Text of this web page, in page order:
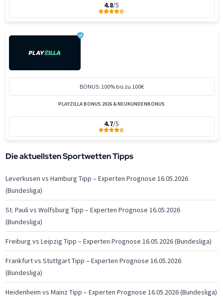
4.8/5
BONUS: 100% bis zu 100€
PLAYZILLA BONUS 2026 & NEUKUNDENBONUS
4.7/5
Die aktuellsten Sportwetten Tipps
Leverkusen vs Hamburg Tipp – Experten Prognose 16.05.2026
(Bundesliga)
St. Pauli vs Wolfsburg Tipp – Experten Prognose 16.05.2026
(Bundesliga)
Freiburg vs Leipzig Tipp – Experten Prognose 16.05.2026 (Bundesliga)
Frankfurt vs Stuttgart Tipp – Experten Prognose 16.05.2026
(Bundesliga)
Heidenheim vs Mainz Tipp – Experten Prognose 16.05.2026 (Bundesliga)